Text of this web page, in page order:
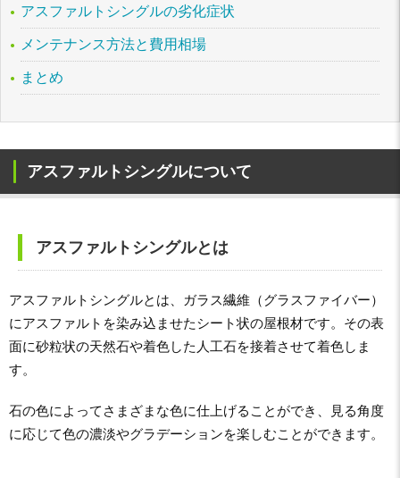
アスファルトシングルの劣化症状
メンテナンス方法と費用相場
まとめ
アスファルトシングルについて
アスファルトシングルとは
アスファルトシングルとは、ガラス繊維（グラスファイバー）
にアスファルトを染み込ませたシート状の屋根材です。その表
面に砂粒状の天然石や着色した人工石を接着させて着色しま
す。
石の色によってさまざまな色に仕上げることができ、見る角度
に応じて色の濃淡やグラデーションを楽しむことができます。